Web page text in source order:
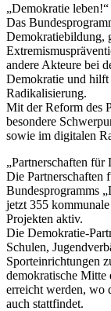
„Demokratie leben!“
Das
Demokratiebildung,
andere Akteure bei
Demokratie und
Radikalisierung.
Mit der Reform des
besondere
sowie im digitalen
„Partnerschaften für
Die Partnerschaften
Bundesprogramms
jetzt 355 kommunale
Projekten aktiv.
Die Demokratie-
Schulen,
Sporteinrichtungen
demokratische Mitte
erreicht werden, wo
auch stattfindet.